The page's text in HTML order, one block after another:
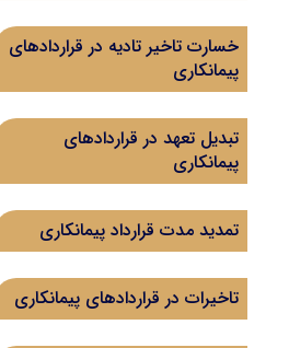
خسارت تاخیر تادیه در قراردادهای
پیمانکاری
تبدیل تعهد در قراردادهای
پیمانکاری
تمدید مدت قرارداد پیمانکاری
تاخیرات در قراردادهای پیمانکاری